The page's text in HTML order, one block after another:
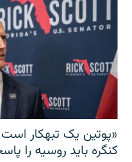
«پوتین یک تبهکار
کنگره باید روسیه را